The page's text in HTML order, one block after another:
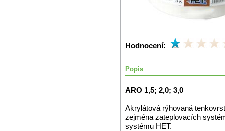
Hodnocení:
Popis
ARO 1,5; 2,0; 3,0
Akrylátová rýhovaná
zejména zateplovacích
systému HET.